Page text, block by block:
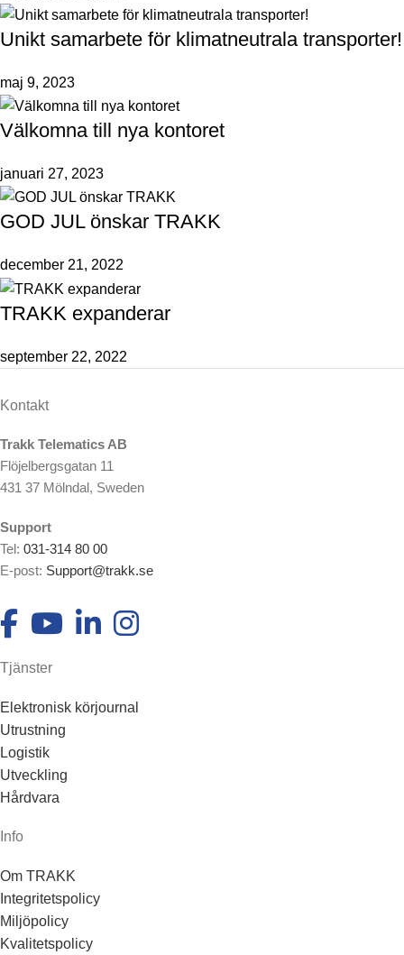
Unikt samarbete för klimatneutrala transporter!
maj 9, 2023
Välkomna till nya kontoret
januari 27, 2023
GOD JUL önskar TRAKK
december 21, 2022
TRAKK expanderar
september 22, 2022
Kontakt
Trakk Telematics AB
Flöjelbergsgatan 11
431 37 Mölndal, Sweden
Support
Tel: 031-314 80 00
E-post: Support@trakk.se
Tjänster
Elektronisk körjournal
Utrustning
Logistik
Utveckling
Hårdvara
Info
Om TRAKK
Integritetspolicy
Miljöpolicy
Kvalitetspolicy